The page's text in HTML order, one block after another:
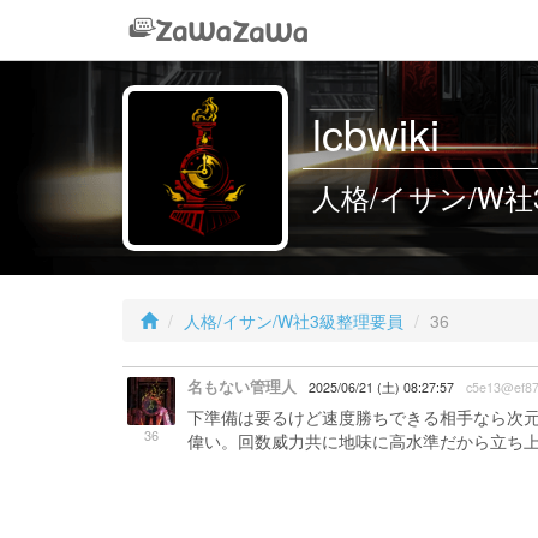
lcbwiki
人格/イサン/W
人格/イサン/W社3級整理要員 36
36
名もない管理人 2025/06/21 (土) 08:27:57
下準備は要るけど速度勝ちできる相手なら次
偉い。回数威力共に地味に高水準だから立ち